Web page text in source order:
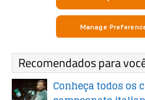
Recomendados para
Conheça todos os